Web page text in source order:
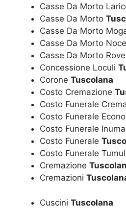
Casse Da Morto
Casse Da Morto
Casse Da Morto
Casse Da Morto Noce
Casse Da Morto
Concessione Loculi
Corone Tuscolana
Costo Cremazione
Costo Funerale
Costo Funerale
Costo Funerale
Costo Funerale
Costo Funerale
Cremazione
Cremazioni
Cuscini Tuscolana